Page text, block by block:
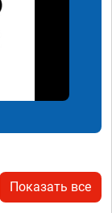
Показать все